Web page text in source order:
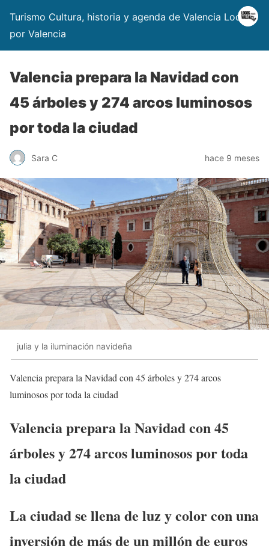
Turismo Cultura, historia y agenda de Valencia Locos
por Valencia
Valencia prepara la Navidad con
45 árboles y 274 arcos luminosos
por toda la ciudad
Sara C hace 9 meses
julia y la iluminación navideña
Valencia prepara la Navidad con 45 árboles y 274 arcos
luminosos por toda la ciudad
Valencia prepara la Navidad con 45
árboles y 274 arcos luminosos por toda
la ciudad
La ciudad se llena de luz y color con una
inversión de más de un millón de euros